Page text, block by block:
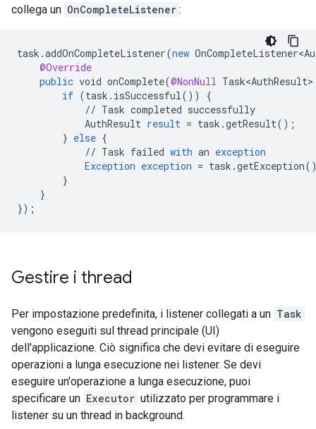
collega un OnCompleteListener :
task .addOnCompleteListener(new
@Override
public void onComplete(@NonNull Task<AuthResult>
if (task . isSuccessful())
{
// Task completed successfully
AuthResult result = task .getResult();
} else {
// Task failed with an exception
Exception exception = task .getException
}
}
});
Gestire i thread
Per impostazione predefinita, i listener collegati a un Task
vengono eseguiti sul thread principale (UI)
dell'applicazione. Ciò significa che devi evitare di eseguire
operazioni a lunga esecuzione nei listener. Se devi
eseguire un'operazione a lunga esecuzione, puoi
specificare un Executor utilizzato per programmare i
listener su un thread in background.